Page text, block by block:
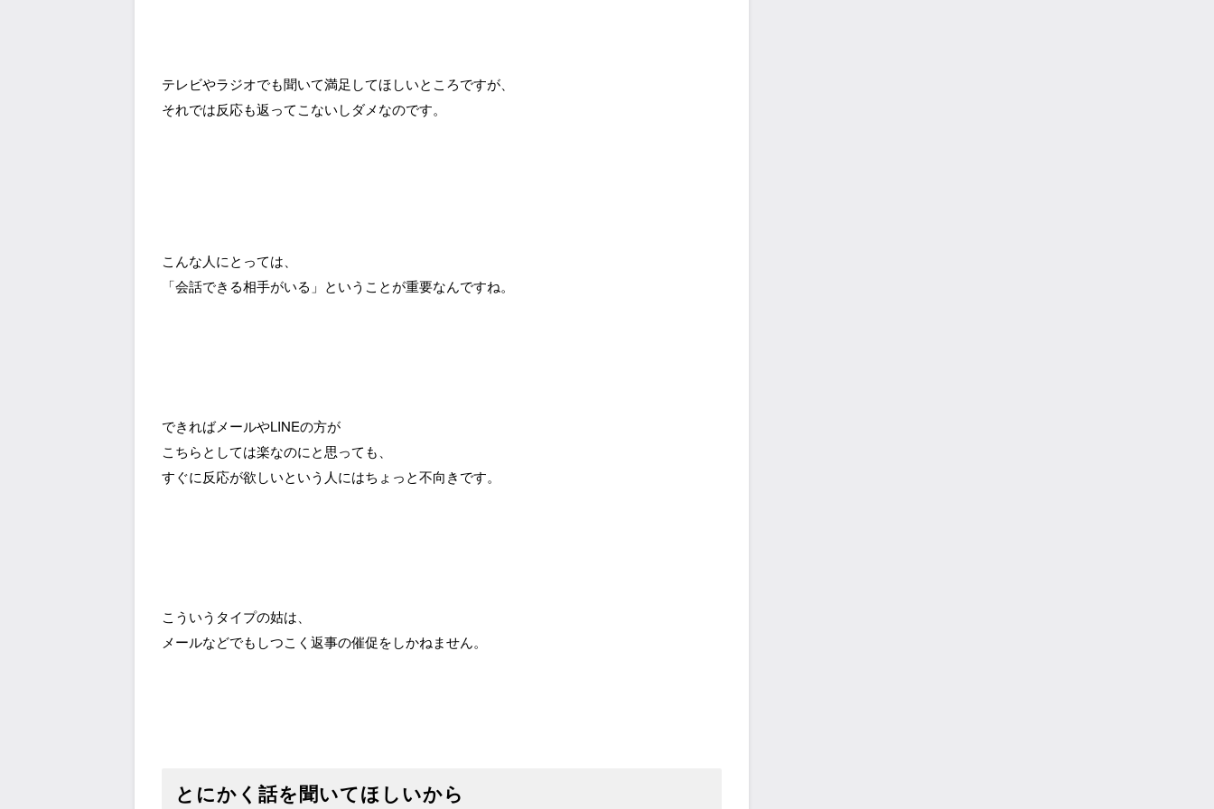
テレビやラジオでも聞いて満足してほしいところですが、
それでは反応も返ってこないしダメなのです。
こんな人にとっては、
「会話できる相手がいる」ということが重要なんですね。
できればメールやLINEの方が
こちらとしては楽なのにと思っても、
すぐに反応が欲しいという人にはちょっと不向きです。
こういうタイプの姑は、
メールなどでもしつこく返事の催促をしかねません。
とにかく話を聞いてほしいから